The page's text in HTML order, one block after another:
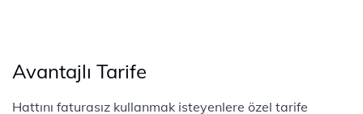
Avantajlı Tarife
Hattını faturasız kullanmak isteyenlere özel tarife